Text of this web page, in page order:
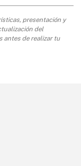
presentación y
del
antes de realizar tu